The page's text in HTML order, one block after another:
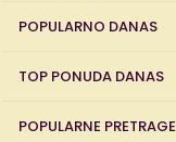
POPULARNO DANAS
TOP PONUDA DANAS
POPULARNE PRETRAGE